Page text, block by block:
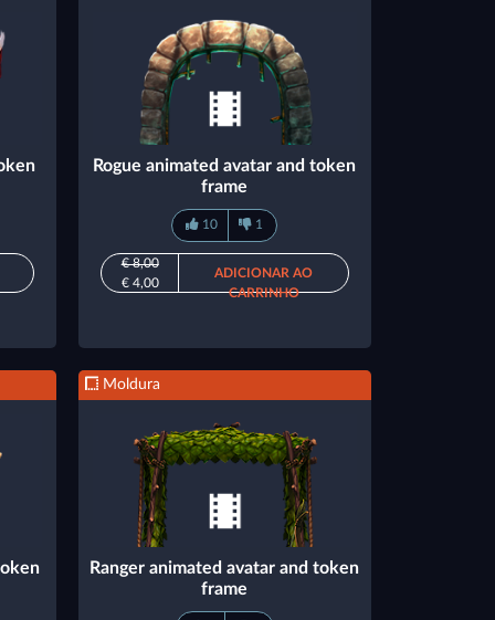
Rogue animated avatar and token
frame
10 1
€ 8,00
€ 4,00
ADICIONAR AO
CARRINHO
Moldura
Ranger animated avatar and token
frame